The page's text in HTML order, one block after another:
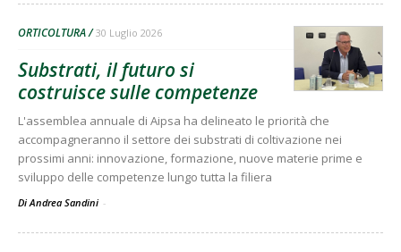
ORTICOLTURA 30 Luglio 2026
Substrati, il futuro si
costruisce sulle competenze
L'assemblea annuale di Aipsa ha delineato le priorità che
accompagneranno il settore dei substrati di coltivazione nei
prossimi anni: innovazione, formazione, nuove materie prime e
sviluppo delle competenze lungo tutta la filiera
Di Andrea Sandini -